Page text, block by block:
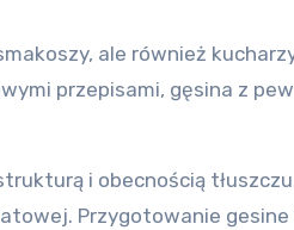
ale również
przepisami, gęsina z
i obecnością
Przygotowanie